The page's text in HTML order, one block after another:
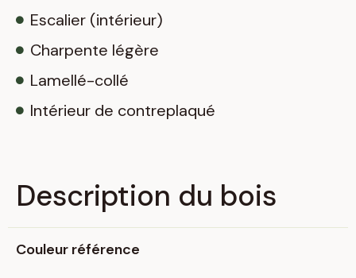
Escalier (intérieur)
Charpente légère
Lamellé-collé
Intérieur de contreplaqué
Description du bois​
Couleur référence